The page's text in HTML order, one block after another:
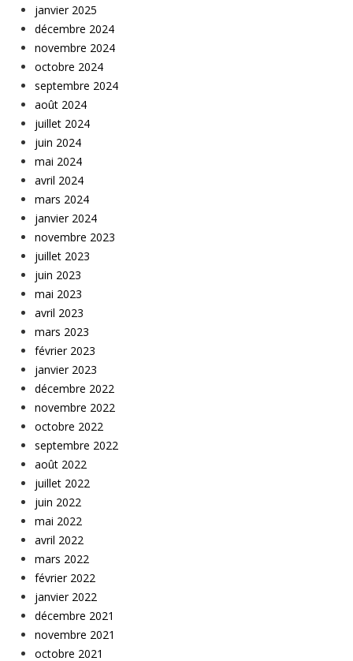
janvier 2025
décembre 2024
novembre 2024
octobre 2024
septembre 2024
août 2024
juillet 2024
juin 2024
mai 2024
avril 2024
mars 2024
janvier 2024
novembre 2023
juillet 2023
juin 2023
mai 2023
avril 2023
mars 2023
février 2023
janvier 2023
décembre 2022
novembre 2022
octobre 2022
septembre 2022
août 2022
juillet 2022
juin 2022
mai 2022
avril 2022
mars 2022
février 2022
janvier 2022
décembre 2021
novembre 2021
octobre 2021